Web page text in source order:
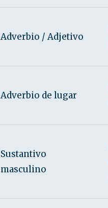
Adverbio / Adjetivo
Adverbio de lugar
Sustantivo
masculino